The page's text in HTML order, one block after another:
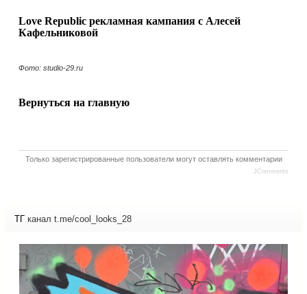
Love Republic рекламная кампания с Алесей
Кафельниковой
Фото: studio-29.ru
Вернуться на главную
Только зарегистрированные пользователи могут оставлять комментарии
JComments
ТГ канал t.me/cool_looks_28